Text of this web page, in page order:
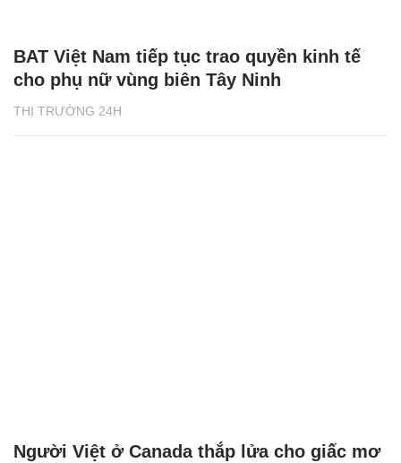
THỊ TRƯỜNG 24H
BAT Việt Nam tiếp tục trao quyền kinh tế
cho phụ nữ vùng biên Tây Ninh
Người Việt ở Canada thắp lửa cho giấc mơ